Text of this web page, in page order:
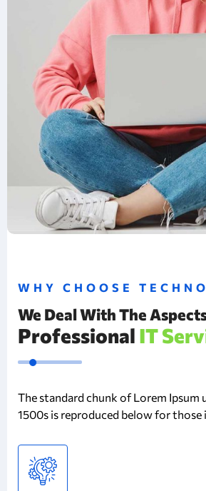
WHY CHOOSE TECHNO
We Deal With The
Professional IT
The standard chunk of Lorem Ipsum
1500s is reproduced below for those